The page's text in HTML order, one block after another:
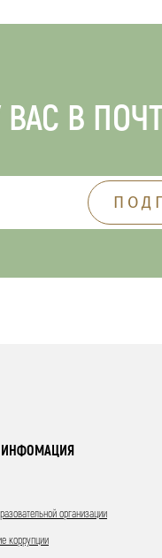
В
ИНФОМАЦИЯ
организации
коррупции